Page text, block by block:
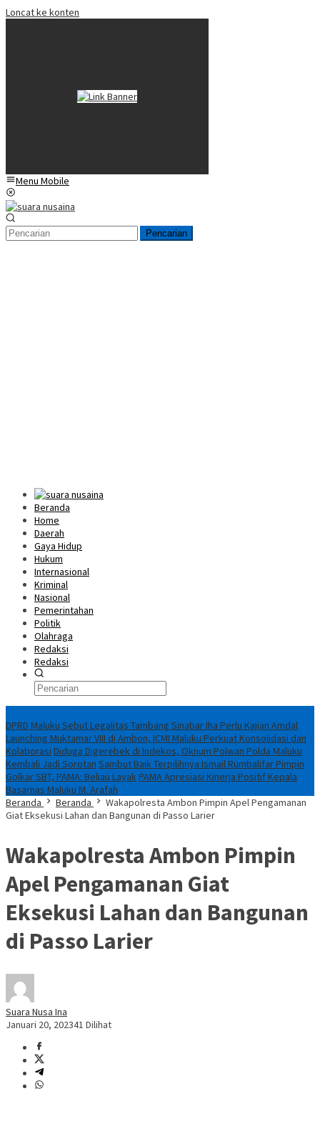
Loncat ke konten
Menu Mobile
Pencarian
Beranda
Home
Daerah
Gaya Hidup
Hukum
Internasional
Kriminal
Nasional
Pemerintahan
Politik
Olahraga
Redaksi
Redaksi
DPRD Maluku Sebut Legalitas Tambang Sinabar Iha Perlu Kajian Amdal
Launching Muktamar VIII di Ambon, ICMI Maluku Perkuat Konsolidasi dan
Kolaborasi Diduga Digerebek di Indekos, Oknum Polwan Polda Maluku
Kembali Jadi Sorotan Sambut Baik Terpilihnya Ismail Rumbalifar Pimpin
Golkar SBT, PAMA: Beliau LayakPAMA Apresiasi Kinerja Positif Kepala
Basarnas Maluku M. Arafah
Beranda
Beranda
Wakapolresta Ambon Pimpin Apel Pengamanan
Giat Eksekusi Lahan dan Bangunan di Passo Larier
Wakapolresta Ambon Pimpin
Apel Pengamanan Giat
Eksekusi Lahan dan Bangunan
di Passo Larier
Suara Nusa Ina
Januari 20, 202341 Dilihat